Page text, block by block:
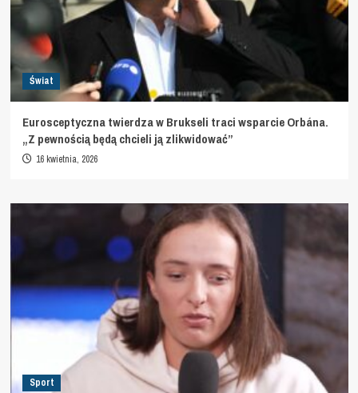
Świat
Eurosceptyczna twierdza w Brukseli traci wsparcie Orbána.
„Z pewnością będą chcieli ją zlikwidować”
16 kwietnia, 2026
Sport